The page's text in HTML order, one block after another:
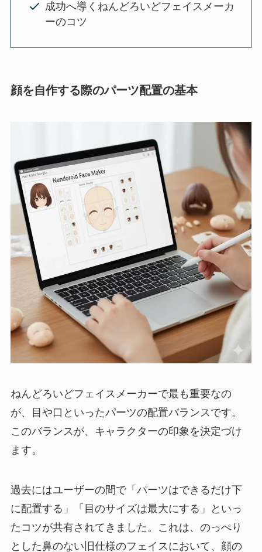
成功へ導くねんどろいどフェイスメーカ
ーのコツ
顔を自作する際のパーツ配置の基本
ねんどろいどフェイスメーカーで最も重要なの
が、目や口といったパーツの配置バランスです。
このバランスが、キャラクターの印象を決定づけ
ます。
過去にはユーザーの間で「パーツはできるだけ下
に配置する」「目のサイズは最大にする」といっ
たコツが共有されてきました。これは、のっぺり
とした鼻のない旧仕様のフェイスにおいて、顔の